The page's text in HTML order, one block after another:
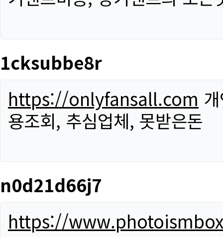
1cksubbe8r
https://onlyfansall.com
용조회, 추심업체, 못받은돈
n0d21d66j7
https://